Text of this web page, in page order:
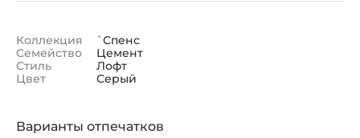
Коллекция
Семейство
Стиль
Цвет
`Спенс
Цемент
Лофт
Серый
Варианты отпечатков